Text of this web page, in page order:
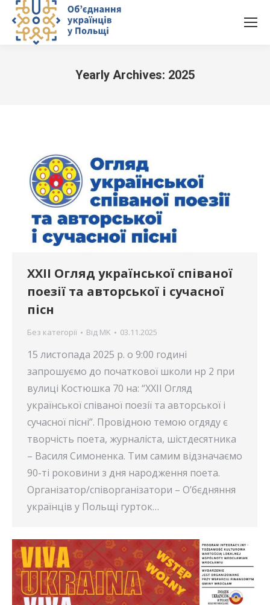
Yearly Archives: 2025
XXІІ Огляд української співаної
поезії та авторської і сучасної
пісн
Без категорії Від MK 03.11.2025
15 листопада 2025 р. о 9:00 годині
запрошуємо до початкової школи нр 2 при
вулиці Костюшка 70 на: “XXІІ Огляд
української співаної поезії та авторської і
сучасної пісні”. Провідною темою огдяду є
творчість поета, журналіста, шістдесятника
– Василя Симоненка. Тим самим відзначаємо
90-ті роковини з дня народження поета.
Організатор/співорганізатори – О’бєдняння
українців у Польщі гурток…